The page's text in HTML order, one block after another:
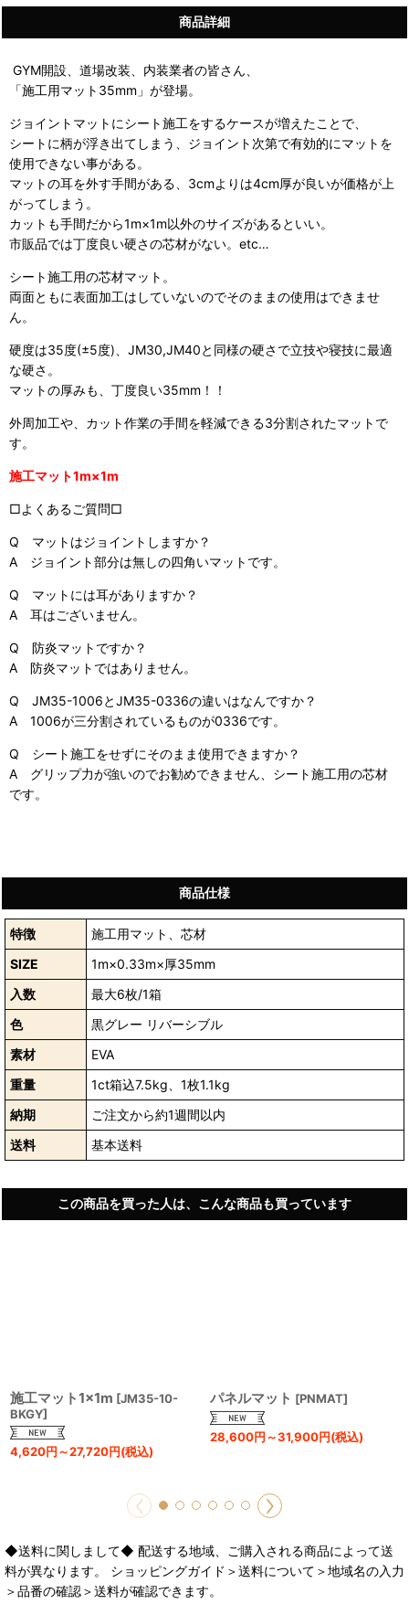
商品詳細
GYM開設、道場改装、内装業者の皆さん、
「施工用マット35mm」が登場。
ジョイントマットにシート施工をするケースが増えたことで、
シートに柄が浮き出てしまう、 ジョイント次第で有効的にマットを
使用できない事がある。
マットの耳を外す手間がある、3cmよりは4cm厚が良いが価格が上
がってしまう。
カットも手間だから1m×1m以外のサイズがあるといい。
市販品では丁度良い硬さの芯材がない。etc…
シート施工用の芯材マット 。
両面ともに表面加工はしていないのでそのままの使用はできませ
ん。
硬度は35度(±5度) JM30,JM40と同様の硬さで立技や寝技に最適
な硬さ。
マットの厚みも、丁度良い35mm！！
外周加工や、カット作業の手間を軽減できる3分割されたマットで
す。
施工マット1m×1m
□よくあるご質問□
Q マットはジョイントしますか？
A ジョイント部分は無しの四角いマットです。
Q マットには耳がありますか？
A 耳はございません。
Q 防炎マットですか？
A 防炎マットではありません。
Q JM35-1006とJM35-0336の違いはなんですか？
A 1006が三分割されているものが0336です。
Q シート施工をせずにそのまま使用できますか？
A グリップ力が強いのでお勧めできません、シート施工用の芯材
です。
商品仕様
特徴
施工用マット、芯材
SIZE
1m×0.33m×厚35mm
入数
最大6枚/1箱
色
黒グレー リバーシブル
素材
EVA
重量
1ct箱込7.5kg、1枚1.1kg
納期
ご注文から約1週間以内
送料
基本送料
この商品を買った人は、こんな商品も買っています
施工マット1×1m [JM35-10-
BKGY]
4,620円～27,720円(税込)
パネルマット [PNMAT]
28,600円～31,900円(税込)
◆送料に関しまして◆ 配送する地域、ご購入される商品によって送
料が異なります。 ショッピングガイド＞送料について＞地域名の入力
＞品番の確認＞送料が確認できます。